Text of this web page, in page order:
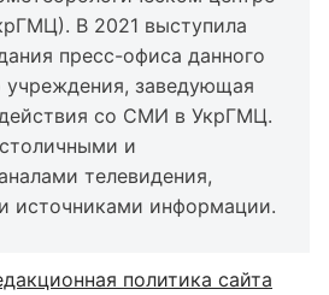
В 2021 выступила
пресс-офиса данного
учреждения, заведующая
со СМИ в УкрГМЦ.
и
телевидения,
источниками информации.
политика сайта